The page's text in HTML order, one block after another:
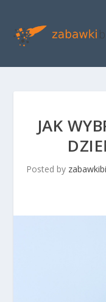
JAK
Posted by